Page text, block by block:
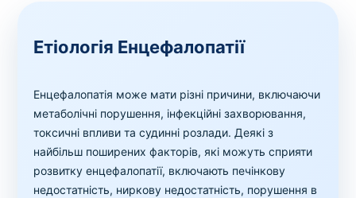
Етіологія Енцефалопатії
Енцефалопатія може мати різні причини, включаючи
метаболічні порушення, інфекційні захворювання,
токсичні впливи та судинні розлади. Деякі з
найбільш поширених факторів, які можуть сприяти
розвитку енцефалопатії, включають печінкову
недостатність, ниркову недостатність, порушення в